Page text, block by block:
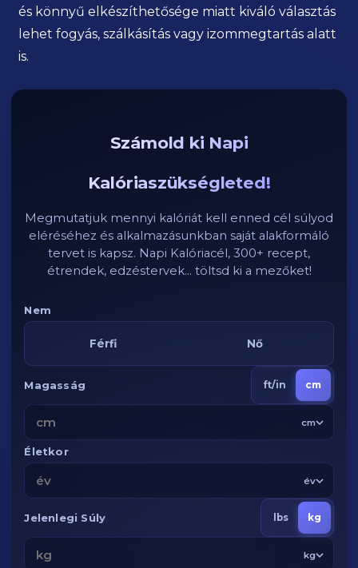
és könnyű elkészíthetősége miatt kiváló választás
lehet fogyás, szálkásítás vagy izommegtartás alatt
is.
Számold ki Napi
Kalóriaszükségleted!
Megmutatjuk mennyi kalóriát kell enned cél súlyod
eléréséhez és alkalmazásunkban saját alakformáló
tervet is kapsz. Napi Kalóriacél, 300+ recept,
étrendek, edzéstervek... töltsd ki a mezőket!
Nem
Férfi Nő
Magasság ft/in cm
cm
Életkor
év
Jelenlegi Súly lbs kg
kg